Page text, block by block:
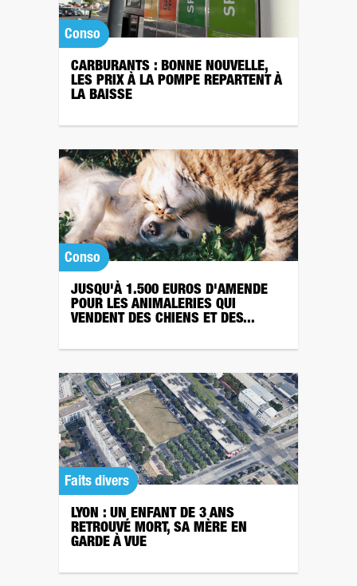
Conso
CARBURANTS : BONNE NOUVELLE,
LES PRIX À LA POMPE REPARTENT À
LA BAISSE
Conso
JUSQU'À 1.500 EUROS D'AMENDE
POUR LES ANIMALERIES QUI
VENDENT DES CHIENS ET DES...
Faits divers
LYON : UN ENFANT DE 3 ANS
RETROUVÉ MORT, SA MÈRE EN
GARDE À VUE